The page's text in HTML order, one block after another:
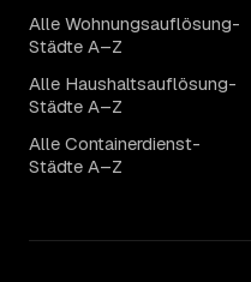
Alle Wohnungsauflösung-
Städte A–Z
Alle Haushaltsauflösung-
Städte A–Z
Alle Containerdienst-
Städte A–Z